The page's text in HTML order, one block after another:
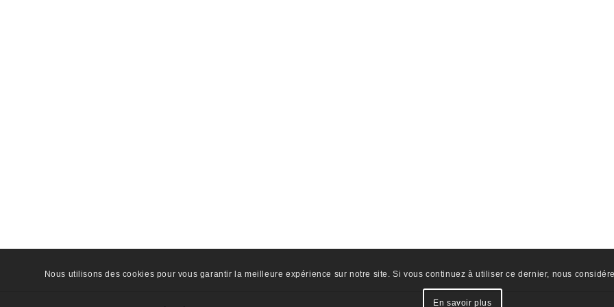
Nous utilisons des cookies pour vous garantir la meilleure expérience sur notre site. Si vous continuez à utiliser ce dernier, nous
En savoir plus